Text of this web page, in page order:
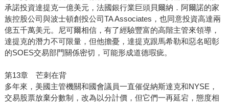
承諾投資達提克一億美元，法國銀行業巨頭貝爾納．阿爾諾的家
族控股公司與波士頓創投公司TA Associates，也同意投資高達兩
億五千萬美元。尼可爾相信，有了經驗豐富的高階主管來領導，
達提克的潛力不可限量，但他擔憂，達提克跟馬希勒和惡名昭彰
的SOES交易部門關係密切，可能形成道德瑕疵。
第13章 芒刺在背
多年來，美國主管機關和國會議員一直催促納斯達克和NYSE，
交易股票放棄分數制，改為以分計價，但它們一再延宕，態度相